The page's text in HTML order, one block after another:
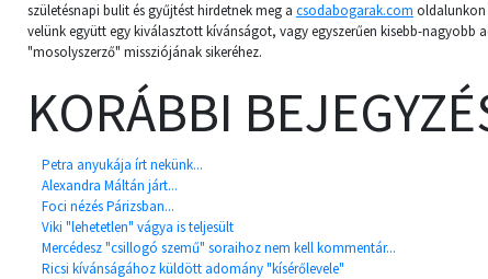
születésnapi bulit és gyűjtést hirdetnek meg a csodabogarak.com oldalunkon
velünk együtt egy kiválasztott kívánságot, vagy egyszerűen kisebb-
"mosolyszerző" missziójának sikeréhez.
KORÁBBI
Petra anyukája írt nekünk...
Alexandra Máltán járt...
Foci nézés Párizsban...
Viki "lehetetlen" vágya is teljesült
Mercédesz "csillogó szemű" soraihoz nem kell kommentár...
Ricsi kívánságához küldött adomány "kísérőlevele"